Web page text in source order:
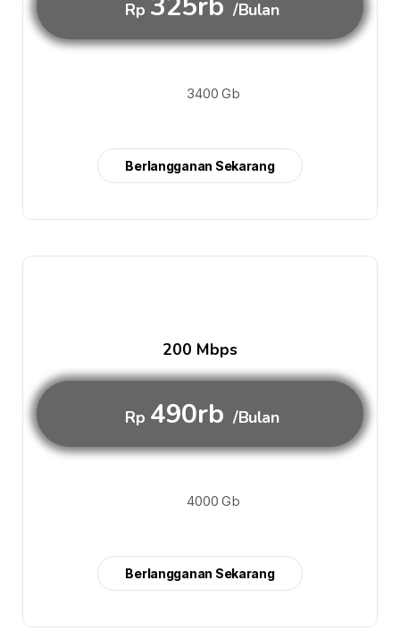
Rp /Bulan
3400 Gb
Berlangganan Sekarang
200 Mbps
Rp 490rb /Bulan
4000 Gb
Berlangganan Sekarang